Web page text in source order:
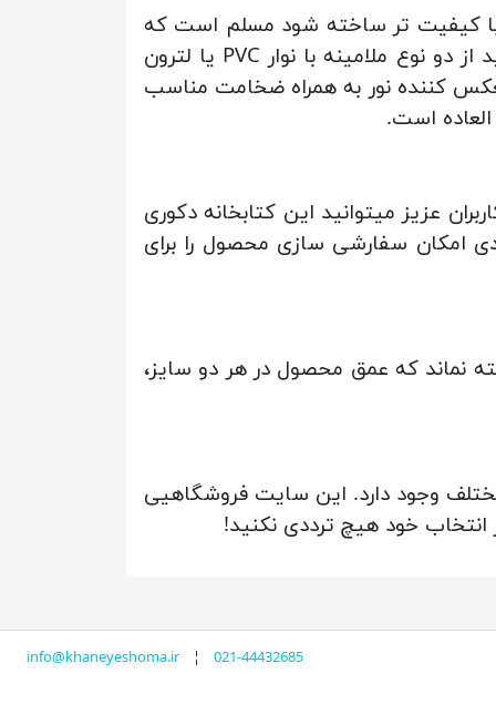
کیفیت تر ساخته شود مسلم است که
طول عمر زیادی خواهد داشت. در همین رابطه باید بگوییم جنس روکش کتابخانه دکوری طرح جدید از دو نوع ملامینه با نوار PVC یا لترون
کننده نور به همراه ضخامت مناسب
است.
عزیز میتوانید این کتابخانه دکوری
بندی امکان سفارشی سازی محصول را برای
در 73 سانتی متر موجود است. ناگفته نماند که عمق محصول در هر دو سایز،
وجود دارد. این سایت فروشگاهیی
خود هیچ ترددی نکنید!
info@khaneyeshoma.ir¦ 021-44432685